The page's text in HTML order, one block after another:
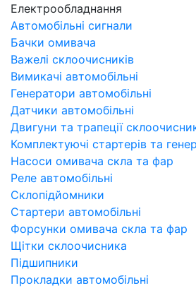
Електрообладнання
Автомобільні сигнали
Бачки омивача
Важелі склоочисників
Вимикачі автомобільні
Генератори автомобільні
Датчики автомобільні
Двигуни та трапеції
Комплектуючі стартерів та
Насоси омивача скла та фар
Реле автомобільні
Склопідйомники
Стартери автомобільні
Форсунки омивача скла та фар
Щітки склоочисника
Підшипники
Прокладки автомобільні